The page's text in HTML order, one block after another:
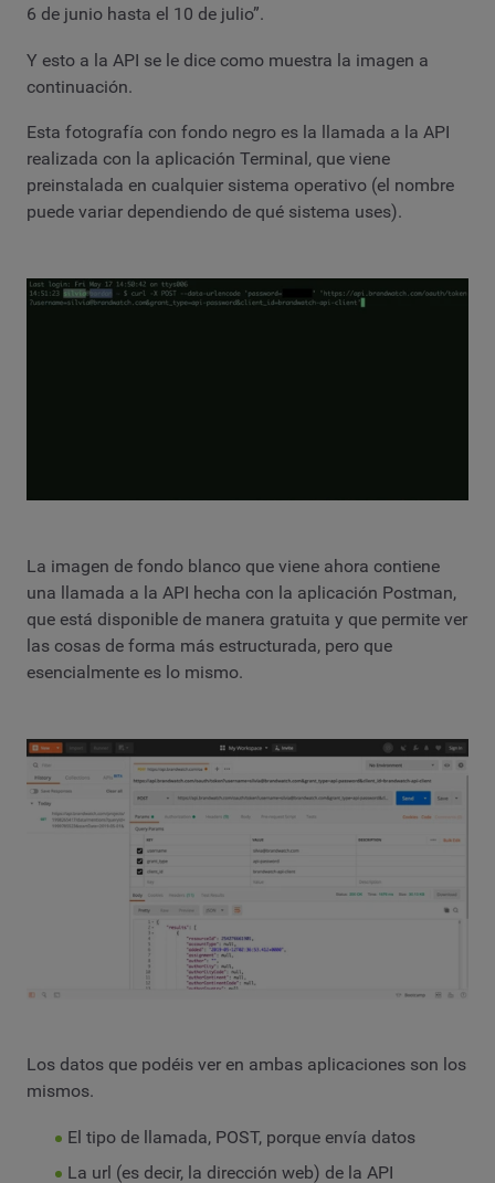
6 de junio hasta el 10 de julio”.
Y esto a la API se le dice como muestra la imagen a
continuación.
Esta fotografía con fondo negro es la llamada a la API
realizada con la aplicación Terminal, que viene
preinstalada en cualquier sistema operativo (el nombre
puede variar dependiendo de qué sistema uses).
La imagen de fondo blanco que viene ahora contiene
una llamada a la API hecha con la aplicación Postman,
que está disponible de manera gratuita y que permite ver
las cosas de forma más estructurada, pero que
esencialmente es lo mismo.
Los datos que podéis ver en ambas aplicaciones son los
mismos.
El tipo de llamada, POST, porque envía datos
La url (es decir, la dirección web) de la API